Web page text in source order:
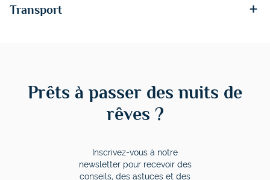
Transport +
Prêts à passer des nuits de
rêves ?
Inscrivez-vous à notre
newsletter pour recevoir des
conseils, des astuces et des